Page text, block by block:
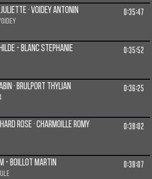
· Voidey Antonin 0:35:47
- Blanc Stephanie 0:35:52
· Brulport Thylian 0:36:25
Rose · Charmoille Romy 0:38:02
- BOILLOT MARTIN 0:38:07